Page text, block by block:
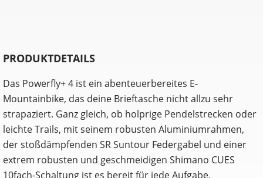
PRODUKTDETAILS
Das Powerfly+ 4 ist ein abenteuerbereites E-
Mountainbike, das deine Brieftasche nicht allzu sehr
strapaziert. Ganz gleich, ob holprige Pendelstrecken oder
leichte Trails, mit seinem robusten Aluminiumrahmen,
der stoßdämpfenden SR Suntour Federgabel und einer
extrem robusten und geschmeidigen Shimano CUES
10fach-Schaltung ist es bereit für jede Aufgabe.